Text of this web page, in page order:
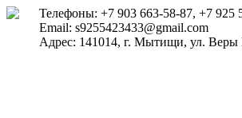
Телефоны: +7 903 663-58-87, +7 925
Email: s9255423433@gmail.com
Адрес: 141014, г. Мытищи, ул.